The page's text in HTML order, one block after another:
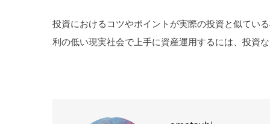
投資におけるコツやポイントが実際の投資と似てい
利の低い現実社会で上手に資産運用するには、投資